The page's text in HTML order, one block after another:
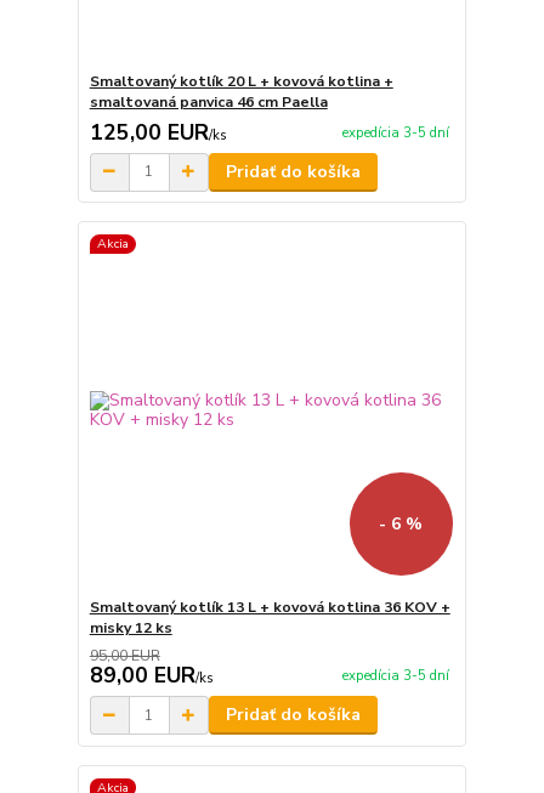
Smaltovaný kotlík 20 L + kovová kotlina +
smaltovaná panvica 46 cm Paella
125,00 EUR/ks expedícia 3-5 dní
Pridať do košíka
Akcia
- 6 %
Smaltovaný kotlík 13 L + kovová kotlina 36 KOV +
misky 12 ks
95,00 EUR
89,00 EUR/ks expedícia 3-5 dní
Pridať do košíka
Akcia